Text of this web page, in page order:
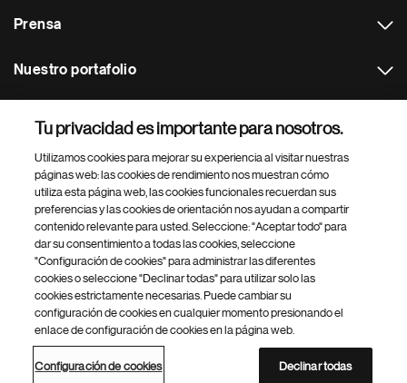
Prensa
Nuestro portafolio
Footer Site Search
inferior
del
© 2026 Novartis AG
Política de privacidad Términos de uso
Accesibilidad
Configuración de cookies
Mapa del sitio
Tu privacidad es importante para nosotros.
Utilizamos cookies para mejorar su experiencia al visitar nuestras
páginas web: las cookies de rendimiento nos muestran cómo
utiliza esta página web, las cookies funcionales recuerdan sus
preferencias y las cookies de orientación nos ayudan a compartir
contenido relevante para usted. Seleccione: "Aceptar todo" para
dar su consentimiento a todas las cookies, seleccione
"Configuración de cookies" para administrar las diferentes
cookies o seleccione "Declinar todas" para utilizar solo las
cookies estrictamente necesarias. Puede cambiar su
configuración de cookies en cualquier momento presionando el
enlace de configuración de cookies en la página web.
Configuración de cookies Declinar todas